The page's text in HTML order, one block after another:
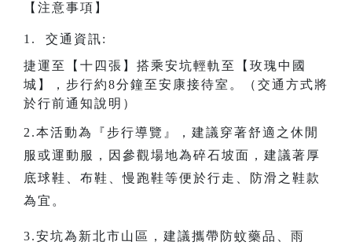
【注意事項】
1. 交通資訊:
捷運至【十四張】搭乘安坑輕軌至【玫瑰中國
城】，步行約8分鐘至安康接待室。（交通方式將
於行前通知說明）
2.本活動為『步行導覽』，建議穿著舒適之休閒
服或運動服，因參觀場地為碎石坡面，建議著厚
底球鞋、布鞋、慢跑鞋等便於行走、防滑之鞋款
為宜。
3.安坑為新北市山區，建議攜帶防蚊藥品、雨